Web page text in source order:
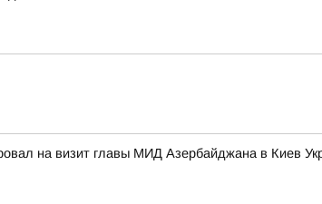
на визит главы МИД Азербайджана в Киев